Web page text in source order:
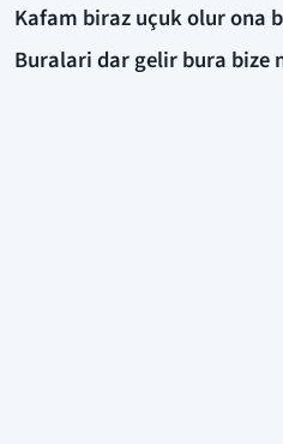
Kafam biraz uçuk olur ona
Buralari dar gelir bura bize